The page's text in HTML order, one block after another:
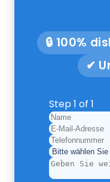
🔒 100%
✔